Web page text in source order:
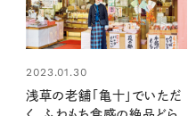
2023.01.30
浅草の老舗「亀十」でいただ